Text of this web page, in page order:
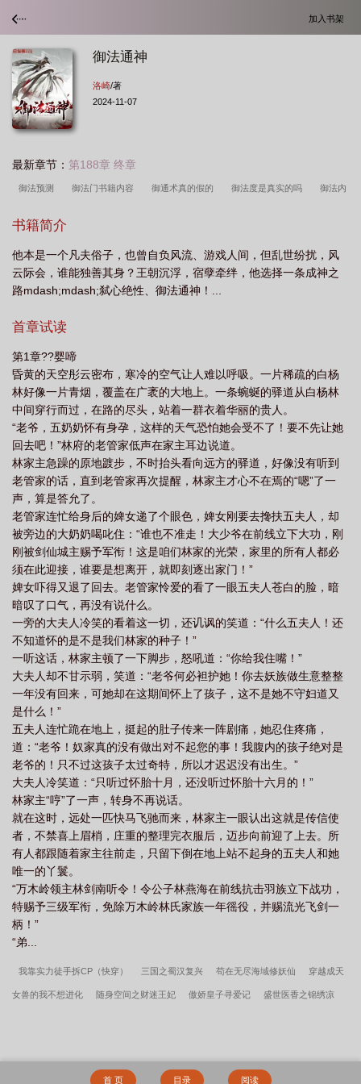
加入书架
御法通神
洛崎/著
2024-11-07
最新章节： 第188章 终章
御法预测 御法门书籍内容 御通术真的假的 御法度是真实的吗 御法内
通神你说我迷信
什么意思 人在美漫道法通神 御通是指什么意思 万法通神 老城 御法度
简介 通神御院 御通什么意思 御法者 御法天尊 御法川りょう
书籍简介
他本是一个凡夫俗子，也曾自负风流、游戏人间，但乱世纷扰，风
云际会，谁能独善其身？王朝沉浮，宿孽牵绊，他选择一条成神之
路mdash;mdash;弑心绝性、御法通神！...
首章试读
第1章??婴啼
昏黄的天空彤云密布，寒冷的空气让人难以呼吸。一片稀疏的白杨
林好像一片青烟，覆盖在广袤的大地上。一条蜿蜒的驿道从白杨林
中间穿行而过，在路的尽头，站着一群衣着华丽的贵人。
“老爷，五奶奶怀有身孕，这样的天气恐怕她会受不了！要不先让她
回去吧！”林府的老管家低声在家主耳边说道。
林家主急躁的原地踱步，不时抬头看向远方的驿道，好像没有听到
老管家的话，直到老管家再次提醒，林家主才心不在焉的“嗯”了一
声，算是答允了。
老管家连忙给身后的婢女递了个眼色，婢女刚要去搀扶五夫人，却
被旁边的大奶奶喝叱住：“谁也不准走！大少爷在前线立下大功，刚
刚被剑仙城主赐予军衔！这是咱们林家的光荣，家里的所有人都必
须在此迎接，谁要是想离开，就即刻逐出家门！”
婢女吓得又退了回去。老管家怜爱的看了一眼五夫人苍白的脸，暗
暗叹了口气，再没有说什么。
一旁的大夫人冷笑的看着这一切，还讥讽的笑道：“什么五夫人！还
不知道怀的是不是我们林家的种子！”
一听这话，林家主顿了一下脚步，怒吼道：“你给我住嘴！”
大夫人却不甘示弱，笑道：“老爷何必袒护她！你去妖族做生意整整
一年没有回来，可她却在这期间怀上了孩子，这不是她不守妇道又
是什么！”
五夫人连忙跪在地上，挺起的肚子传来一阵剧痛，她忍住疼痛，
道：“老爷！奴家真的没有做出对不起您的事！我腹内的孩子绝对是
老爷的！只不过这孩子太过奇特，所以才迟迟没有出生。”
大夫人冷笑道：“只听过怀胎十月，还没听过怀胎十六月的！”
林家主“哼”了一声，转身不再说话。
就在这时，远处一匹快马飞驰而来，林家主一眼认出这就是传信使
者，不禁喜上眉梢，庄重的整理完衣服后，迈步向前迎了上去。所
有人都跟随着家主往前走，只留下倒在地上站不起身的五夫人和她
唯一的丫鬟。
“万木岭领主林剑南听令！令公子林燕海在前线抗击羽族立下战功，
特赐予三级军衔，免除万木岭林氏家族一年徭役，并赐流光飞剑一
柄！”
“弟...
我靠实力徒手拆CP（快穿） 三国之蜀汉复兴 苟在无尽海域修妖仙 穿越成天
女兽的我不想进化 随身空间之财迷王妃 傲娇皇子寻爱记 盛世医香之锦绣凉
首 页 目录 阅读